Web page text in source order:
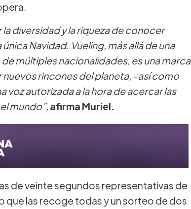
la diversidad y la riqueza de conocer
Navidad. Vueling, más allá de una
múltiples nacionalidades, es una marca
rincones del planeta, -así como
voz autorizada a la hora de acercar las
mundo”, afirma Muriel.
de veinte segundos representativas de
que las recoge todas y un sorteo de dos